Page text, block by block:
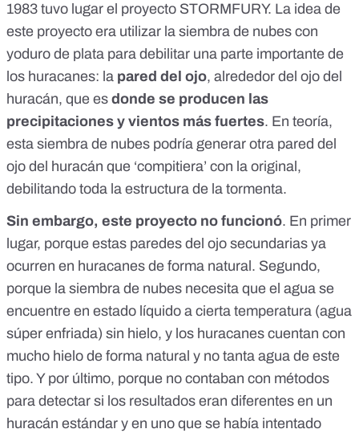
1983 tuvo lugar el proyecto STORMFURY. La idea de
este proyecto era utilizar la siembra de nubes con
yoduro de plata para debilitar una parte importante de
los huracanes: la pared del ojo, alrededor del ojo del
huracán, que es donde se producen las
precipitaciones y vientos más fuertes. En teoría,
esta siembra de nubes podría generar otra pared del
ojo del huracán que ‘compitiera’ con la original,
debilitando toda la estructura de la tormenta.
Sin embargo, este proyecto no funcionó. En primer
lugar, porque estas paredes del ojo secundarias ya
ocurren en huracanes de forma natural. Segundo,
porque la siembra de nubes necesita que el agua se
encuentre en estado líquido a cierta temperatura (agua
súper enfriada) sin hielo, y los huracanes cuentan con
mucho hielo de forma natural y no tanta agua de este
tipo. Y por último, porque no contaban con métodos
para detectar si los resultados eran diferentes en un
huracán estándar y en uno que se había intentado